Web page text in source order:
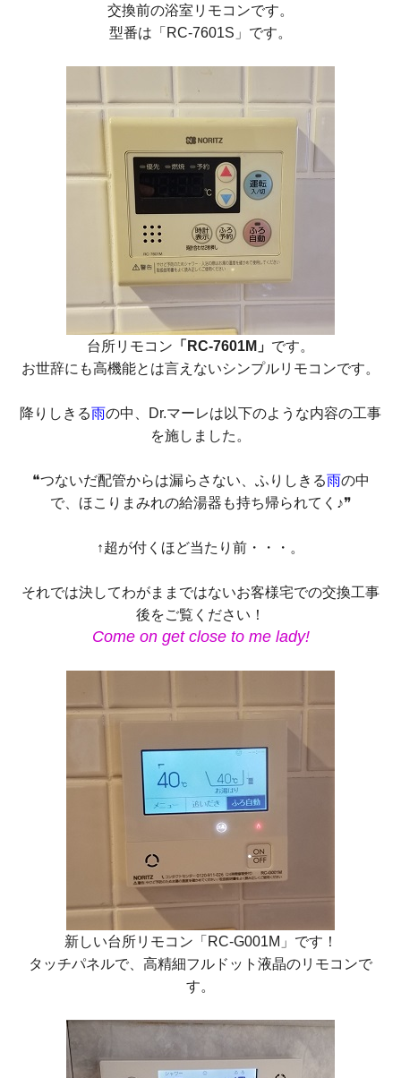
交換前の浴室リモコンです。
型番は 「RC-7601S」 です。
台所リモコン 「RC-7601M」 です。
お世辞にも高機能とは言えないシンプルリモコンです。
降りしきる雨の中、Dr.マーレは以下のような内容の工事
を施しました。
❝つないだ配管からは漏らさない、ふりしきる雨の中
で、ほこりまみれの給湯器も持ち帰られてく♪❞
↑超が付くほど当たり前・・・。
それでは決してわがままではないお客様宅での交換工事
後をご覧ください！
Come on get close to me lady!
新しい台所リモコン 「RC-G001M」 です！
タッチパネルで、高精細フルドット液晶のリモコンで
す。